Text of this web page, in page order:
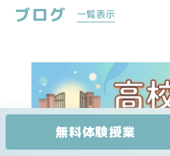
ブログ 一覧表示
無料体験授業